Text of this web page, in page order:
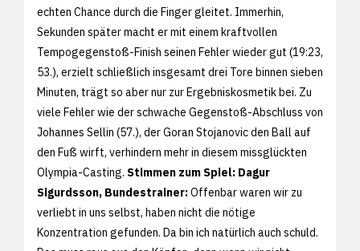
echten Chance durch die Finger gleitet. Immerhin,
Sekunden später macht er mit einem kraftvollen
Tempogegenstoß-Finish seinen Fehler wieder gut (19:23,
53.), erzielt schließlich insgesamt drei Tore binnen sieben
Minuten, trägt so aber nur zur Ergebniskosmetik bei. Zu
viele Fehler wie der schwache Gegenstoß-Abschluss von
Johannes Sellin (57.), der Goran Stojanovic den Ball auf
den Fuß wirft, verhindern mehr in diesem missglückten
Olympia-Casting. Stimmen zum Spiel: Dagur
Sigurdsson, Bundestrainer:Offenbar waren wir zu
verliebt in uns selbst, haben nicht die nötige
Konzentration gefunden. Da bin ich natürlich auch schuld.